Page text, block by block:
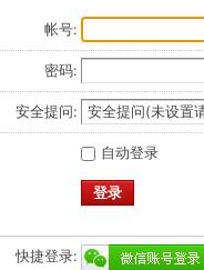
帐号:
密码:
安全提问:
自动登录
登录
快捷登录: